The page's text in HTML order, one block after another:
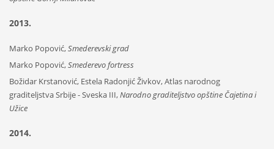
2013.
Marko Popović,Smederevski grad
Marko Popović,Smederevo fortress
Božidar Krstanović, Estela Radonjić Živkov, Atlas narodnog
graditeljstva Srbije - Sveska III,Narodno graditeljstvo opštine Čajetina i
Užice
2014.